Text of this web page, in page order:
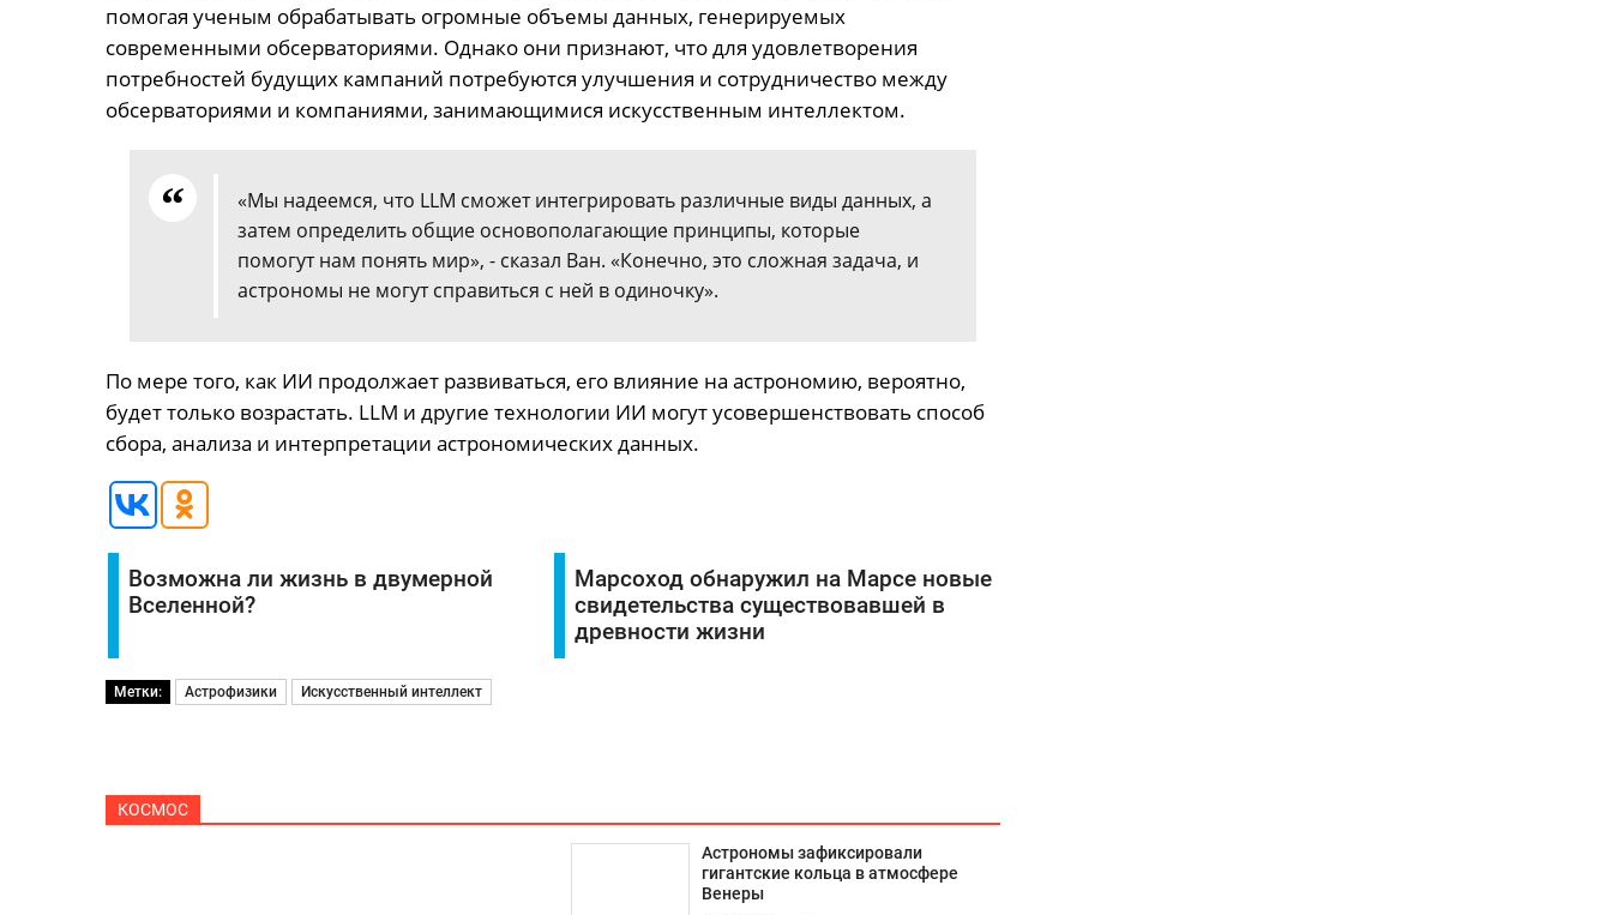
помогая ученым обрабатывать огромные объемы данных, генерируемых
современными обсерваториями. Однако они признают, что для удовлетворения
потребностей будущих кампаний потребуются улучшения и сотрудничество между
обсерваториями и компаниями, занимающимися искусственным интеллектом.
«Мы надеемся, что LLM сможет интегрировать различные виды данных, а
затем определить общие основополагающие принципы, которые
помогут нам понять мир», - сказал Ван. «Конечно, это сложная задача, и
астрономы не могут справиться с ней в одиночку».
По мере того, как ИИ продолжает развиваться, его влияние на астрономию, вероятно,
будет только возрастать. LLM и другие технологии ИИ могут усовершенствовать способ
сбора, анализа и интерпретации астрономических данных.
Возможна ли жизнь в двумерной
Вселенной?
Марсоход обнаружил на Марсе новые
свидетельства существовавшей в
древности жизни
Метки: Астрофизики Искусственный интеллект
КОСМОС
Астрономы зафиксировали
гигантские кольца в атмосфере
Венеры